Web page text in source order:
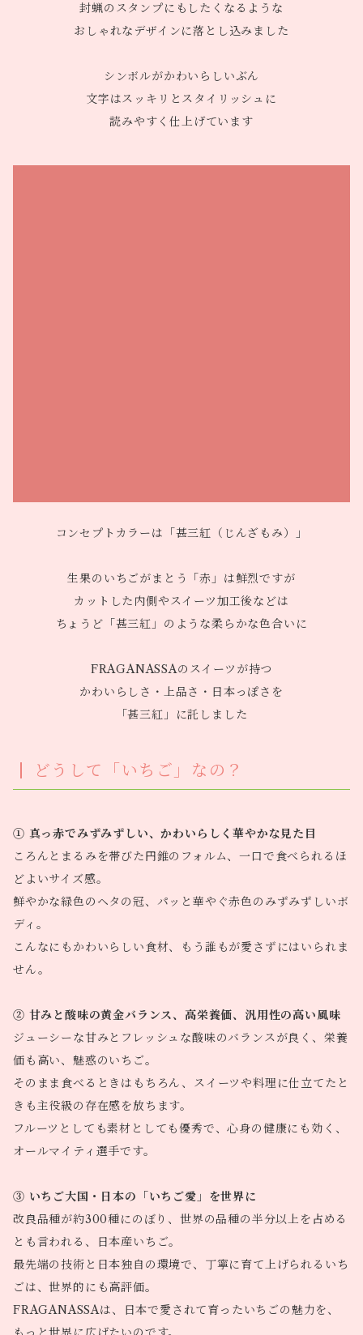
封蝋のスタンプにもしたくなるような
おしゃれなデザインに落とし込みました
シンボルがかわいらしいぶん
文字はスッキリとスタイリッシュに
読みやすく仕上げています
コンセプトカラーは「甚三紅（じんざもみ）」
生果のいちごがまとう「赤」は鮮烈ですが
カットした内側やスイーツ加工後などは
ちょうど「甚三紅」のような柔らかな色合いに
FRAGANASSAのスイーツが持つ
かわいらしさ・上品さ・日本っぽさを
「甚三紅」に託しました
どうして「いちご」なの？
① 真っ赤でみずみずしい、かわいらしく華やかな見た目
ころんとまるみを帯びた円錐のフォルム、一口で食べられるほ
どよいサイズ感。
鮮やかな緑色のヘタの冠、パッと華やぐ赤色のみずみずしいボ
ディ。
こんなにもかわいらしい食材、もう誰もが愛さずにはいられま
せん。
② 甘みと酸味の黄金バランス、高栄養価、汎用性の高い風味
ジューシーな甘みとフレッシュな酸味のバランスが良く、栄養
価も高い、魅惑のいちご。
そのまま食べるときはもちろん、スイーツや料理に仕立てたと
きも主役級の存在感を放ちます。
フルーツとしても素材としても優秀で、心身の健康にも効く、
オールマイティ選手です。
③ いちご大国・日本の「いちご愛」を世界に
改良品種が約300種にのぼり、世界の品種の半分以上を占める
とも言われる、日本産いちご。
最先端の技術と日本独自の環境で、丁寧に育て上げられるいち
ごは、世界的にも高評価。
FRAGANASSAは、日本で愛されて育ったいちごの魅力を、